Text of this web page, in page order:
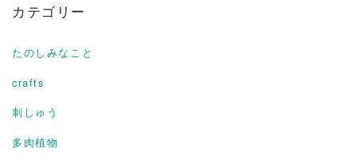
カテゴリー
たのしみなこと
crafts
刺しゅう
多肉植物